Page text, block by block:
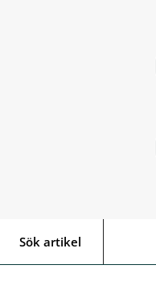
Sök artikel